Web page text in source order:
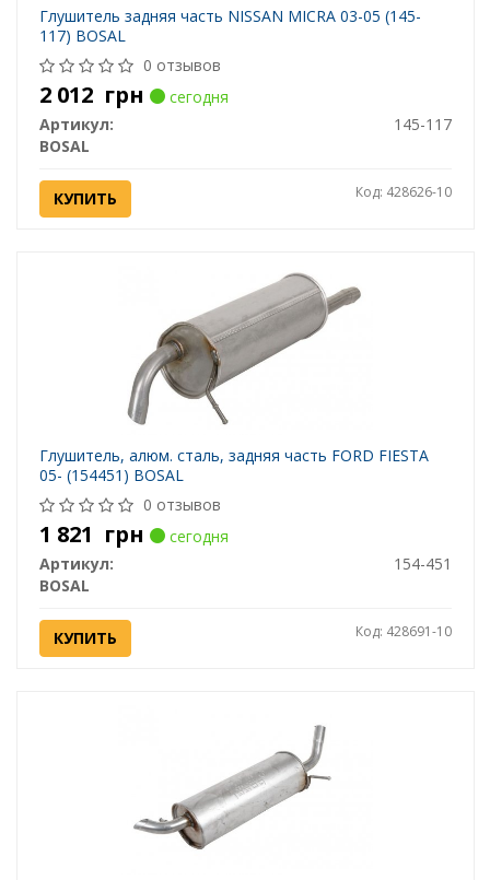
Глушитель задняя часть NISSAN MICRA 03-05 (145-
117) BOSAL
0 отзывов
2 012 грн
сегодня
Артикул:
145-117
BOSAL
КУПИТЬ Код: 428626-10
Глушитель, алюм. cталь, задняя часть FORD FIESTA
05- (154451) BOSAL
0 отзывов
1 821 грн
сегодня
Артикул:
154-451
BOSAL
КУПИТЬ Код: 428691-10